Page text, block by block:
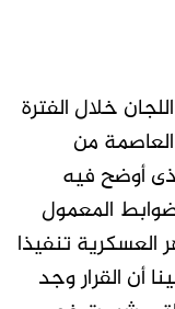
خلال الفترة
من
أوضح فيه
المعمول
العسكرية تنفيذا
أن القرار وجد